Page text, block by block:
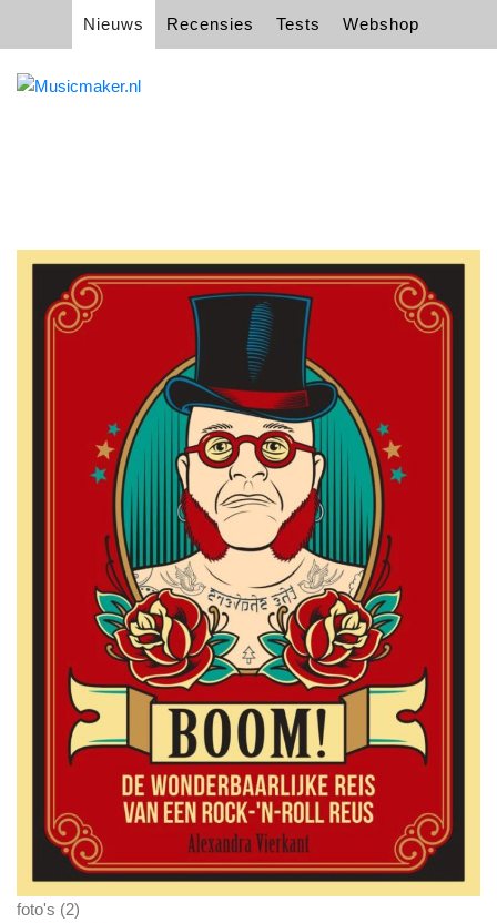
Nieuws Recensies Tests Webshop
foto's (2)